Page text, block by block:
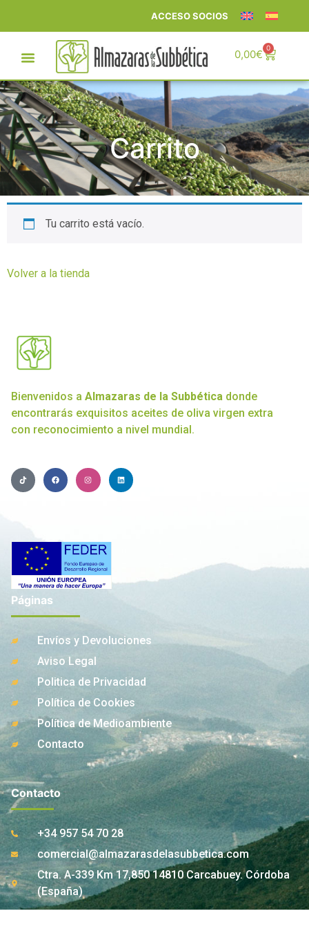
ACCESO SOCIOS
0,00€ 0
Carrito
Tu carrito está vacío.
Volver a la tienda
Bienvenidos a Almazaras de la Subbética donde
encontrarás exquisitos aceites de oliva virgen extra
con reconocimiento a nivel mundial.
Páginas
Envíos y Devoluciones
Aviso Legal
Politica de Privacidad
Política de Cookies
Política de Medioambiente
Contacto
Contacto
+34 957 54 70 28
comercial@almazarasdelasubbetica.com
Ctra. A-339 Km 17,850 14810 Carcabuey. Córdoba
(España)